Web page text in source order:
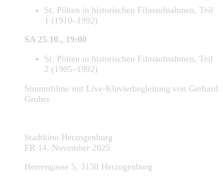
St. Pölten in historischen Filmaufnahmen, Teil
1 (1910–1992)
SA 25.10., 19:00
St. Pölten in historischen Filmaufnahmen, Teil
2 (1905–1992)
Stummfilme mit Live-Klavierbegleitung von Gerhard
Gruber
Stadtkino Herzogenburg
FR 14. November 2025
Herrengasse 5, 3130 Herzogenburg